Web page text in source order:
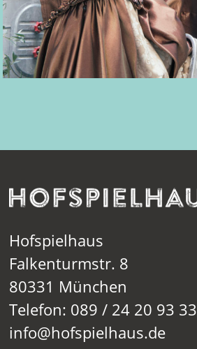
Hofspielhaus
Falkenturmstr. 8
80331 München
Telefon: 089 / 24 20 93 33
info@hofspielhaus.de